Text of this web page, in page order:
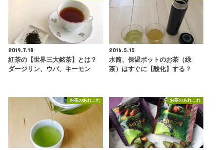
2019.7.18
紅茶の【世界三大銘茶】とは？
ダージリン、ウバ、キーモン
2016.5.15
水筒、保温ポットのお茶（緑
茶）はすぐに【酸化】する？
お茶のあれこれ お茶のあれこれ